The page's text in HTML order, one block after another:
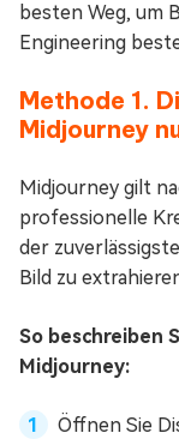
besten Weg, um
Engineering
Methode 1.
Midjourney
Midjourney gilt
professionelle
der
Bild zu
So beschreiben
Midjourney:
Öffnen Sie